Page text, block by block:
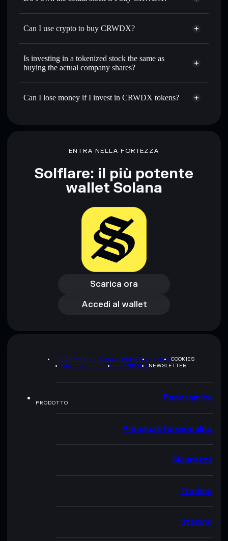
Can I use crypto to buy CRWDX?
Is investing in a tokenized stock the same as
buying the actual company shares?
Can I lose money if I invest in CRWDX tokens?
ENTRA NELLA FORTEZZA
Solflare: il più potente
wallet Solana
Scarica ora
Scarica ora
Accedi al wallet
Accedi al wallet
INFORMATIVA SULLA PRIVACYTERMSCOOKIES
MAPPA DEL SITOBRAND KITNEWSLETTER
PRODOTTO Panoramica
Principali funzionalità
Sicurezza
Trading
Staking